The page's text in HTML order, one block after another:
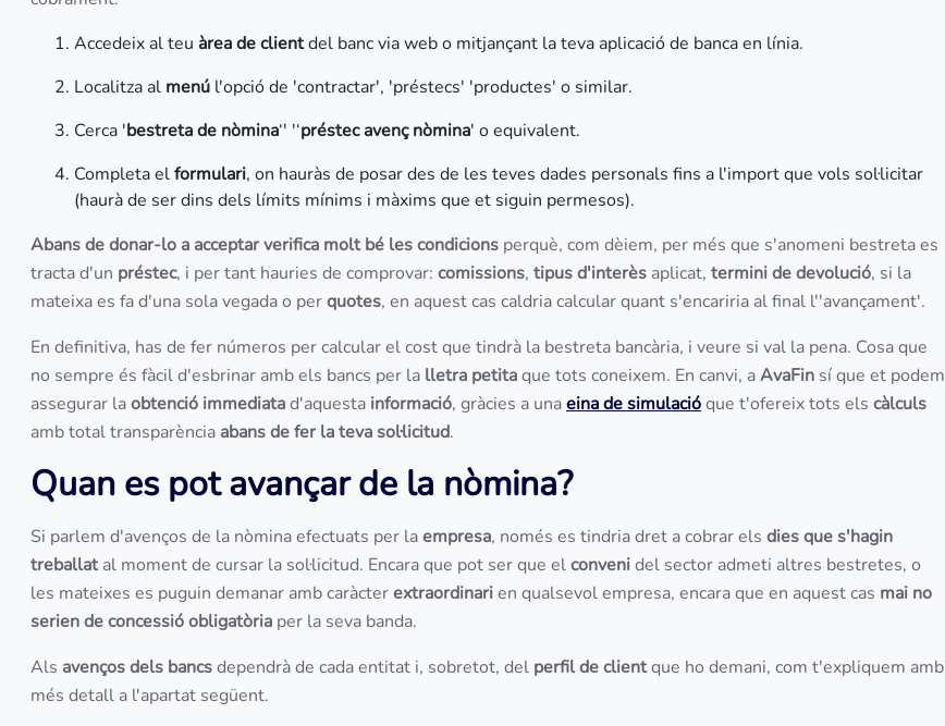
Accedeix al teu àrea de clientdel banc via web o mitjançant la teva aplicació de banca en línia.
Localitza al menú l'opció de 'contractar', 'préstecs' 'productes' o similar.
Cerca 'bestreta de nòmina‘' '‘préstec avenç nòmina' o equivalent.
Completa elformulari, on hauràs de posar des de les teves dades personals fins a l'import que vols sol·licitar
(haurà de ser dins dels límits mínims i màxims que et siguin permesos).
Abans de donar-lo a acceptar verifica molt bé les condicions perquè, com dèiem, per més que s'anomeni bestreta es
tracta d'un préstec, i per tant hauries de comprovar: comissions, tipus d'interès aplicat, termini de devolució, si la
mateixa es fa d'una sola vegada o perquotes, en aquest cas caldria calcular quant s'encariria al final l''avançament'.
En definitiva, has de fer números per calcular el cost que tindrà la bestreta bancària, i veure si val la pena. Cosa que
no sempre és fàcil d'esbrinar amb els bancs per la lletra petitaque tots coneixem. En canvi, aAvaFin sí que et podem
assegurar laobtenció immediatad'aquesta informació, gràcies a unaeina de simulacióque t'ofereix tots els càlculs
amb total transparència abans de fer la teva sol·licitud.
Quan es pot avançar de la nòmina?
Si parlem d'avenços de la nòmina efectuats per laempresa, només es tindria dret a cobrar els dies que s'hagin
treballatal moment de cursar la sol·licitud. Encara que pot ser que elconvenidel sector admeti altres bestretes, o
les mateixes es puguin demanar amb caràcterextraordinarien qualsevol empresa, encara que en aquest cas mai no
serien de concessió obligatòria per la seva banda.
Als avenços dels bancsdependrà de cada entitat i, sobretot, del perfil de clientque ho demani, com t'expliquem amb
més detall a l'apartat següent.